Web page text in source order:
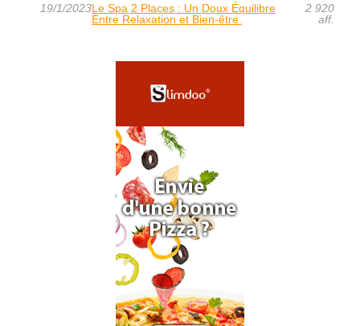
19/1/2023Le Spa 2 Places : Un Doux Équilibre
Entre Relaxation et Bien-être.
2 920
aff.